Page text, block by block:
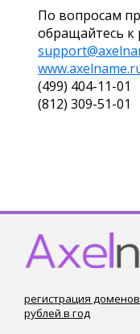
По вопросам
обращайтесь к
(499) 404-11-01
(812) 309-51-01
регистрация
рублей в год